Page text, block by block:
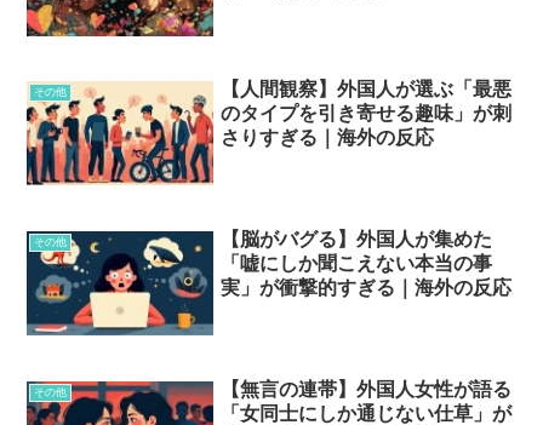
その他
【人間観察】外国人が選ぶ「最悪
のタイプを引き寄せる趣味」が刺
さりすぎる｜海外の反応
その他
【脳がバグる】外国人が集めた
「嘘にしか聞こえない本当の事
実」が衝撃的すぎる｜海外の反応
その他
【無言の連帯】外国人女性が語る
「女同士にしか通じない仕草」が